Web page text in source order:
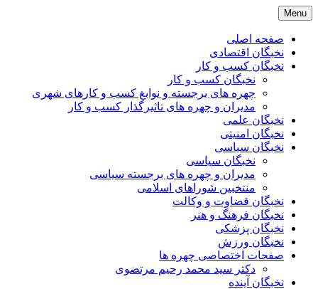
Skip
to
content
Menu
صفحه اصلی
نخبگان اقتصادی
نخبگان کسب و کار
نخبگان کسب و کار
چهره های برجسته و نوابغ کسب و کارهای شهری
مدیران و چهره های تاثیرگذار کسب و کار
نخبگان علمی
نخبگان امنیتی
نخبگان سیاسی
نخبگان سیاسی
مدیران و چهره های برجسته سیاسی
منتخبین شوراهای اسلامی
نخبگان قضاوت و وکالت
نخبگان فرهنگ و هنر
نخبگان پزشکی
نخبگان ورزش
صفحات اختصاصی چهره ها
دکتر سید محمد رحیم مرتضوی
نخبگان آینده